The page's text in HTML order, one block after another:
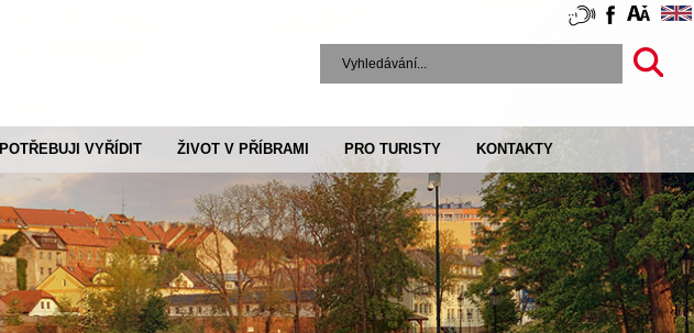
POTŘEBUJI VYŘÍDIT ŽIVOT V PŘÍBRAMI PRO TURISTY KONTAKTY